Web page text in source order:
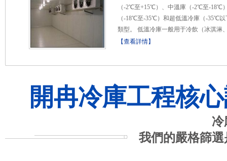
（-2℃至+15℃）、中溫庫（-2℃至-18℃
（-18℃至-35℃）和超低溫冷庫（-35℃以
類型。 低溫冷庫一般用于冷飲（冰淇淋
等）、肉類和一些海鮮冷藏等。 超低溫
【查看詳情】
開冉冷庫工程核
冷
我們的嚴格篩